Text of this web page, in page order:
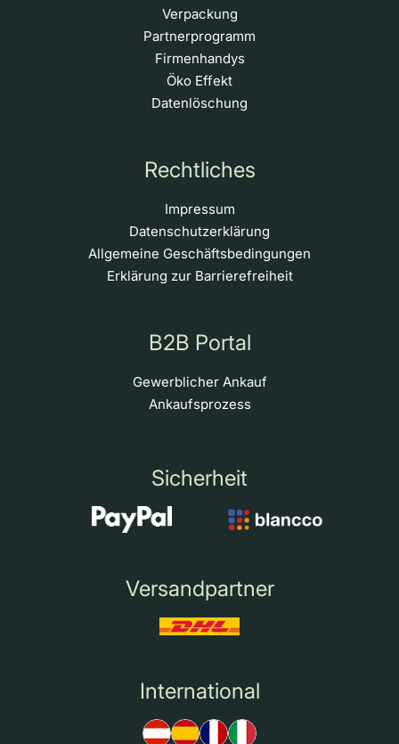
Verpackung
Partnerprogramm
Firmenhandys
Öko Effekt
Datenlöschung
Rechtliches
Impressum
Datenschutzerklärung
Allgemeine Geschäftsbedingungen
Erklärung zur Barrierefreiheit
B2B Portal
Gewerblicher Ankauf
Ankaufsprozess
Sicherheit
Versandpartner
International